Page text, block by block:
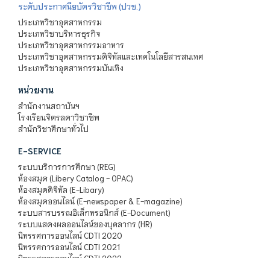
ระดับประกาศนียบัตรวิชาชีพ (ปวช.)
ประเภทวิชาอุตสาหกรรม
ประเภทวิชาบริหารธุรกิจ
ประเภทวิชาอุตสาหกรรมอาหาร
ประเภทวิชาอุตสาหกรรมดิจิทัลและเทคโนโลยีสารสนเทศ
ประเภทวิชาอุตสาหกรรมบันเทิง
หน่วยงาน
สำนักงานสถาบันฯ
โรงเรียนจิตรลดาวิชาชีพ
สำนักวิชาศึกษาทั่วไป
E-SERVICE
ระบบบริการการศึกษา (REG)
ห้องสมุด (Libery Catalog - OPAC)
ห้องสมุดดิจิทัล (E-Libary)
ห้องสมุดออนไลน์ (E-newspaper & E-magazine)
ระบบสารบรรณอิเล็กทรอนิกส์ (E-Document)
ระบบแสดงผลออนไลน์ของบุคลากร (HR)
นิทรรศการออนไลน์ CDTI 2020
นิทรรศการออนไลน์ CDTI 2021